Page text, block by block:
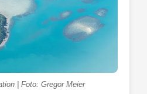
| Foto: Gregor Meier